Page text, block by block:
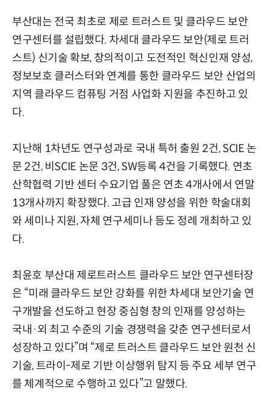
부산대는 전국 최초로 제로 트러스트 및 클라우드 보안
연구센터를 설립했다. 차세대 클라우드 보안(제로 트러
스트) 신기술 확보, 창의적이고 도전적인 혁신인재 양성,
정보보호 클러스터와 연계를 통한 클라우드 보안 산업의
지역 클라우드 컴퓨팅 거점 사업화 지원을 추진하고 있
다.
지난해 1차년도 연구성과로 국내 특허 출원 2건, SCIE 논
문 2건, 비SCIE 논문 3건, SW등록 4건을 기록했다. 연초
산학협력 기반 센터 수요기업 풀은 연초 4개사에서 연말
13개사까지 확장했다. 고급 인재 양성을 위한 학술대회
와 세미나 지원, 자체 연구세미나 등도 정례 개최하고 있
다.
최윤호 부산대 제로트러스트 클라우드 보안 연구센터장
은 “미래 클라우드 보안 강화를 위한 차세대 보안기술 연
구개발을 선도하고 현장 중심형 창의 인재를 양성하는
국내·외 최고 수준의 기술 경쟁력을 갖춘 연구센터로서
성장하고 있다”며 “제로 트러스트 클라우드 보안 원천 신
기술, 트라이-제로 기반 이상행위 탐지 등 주요 세부 연구
를 체계적으로 수행하고 있다”고 말했다.